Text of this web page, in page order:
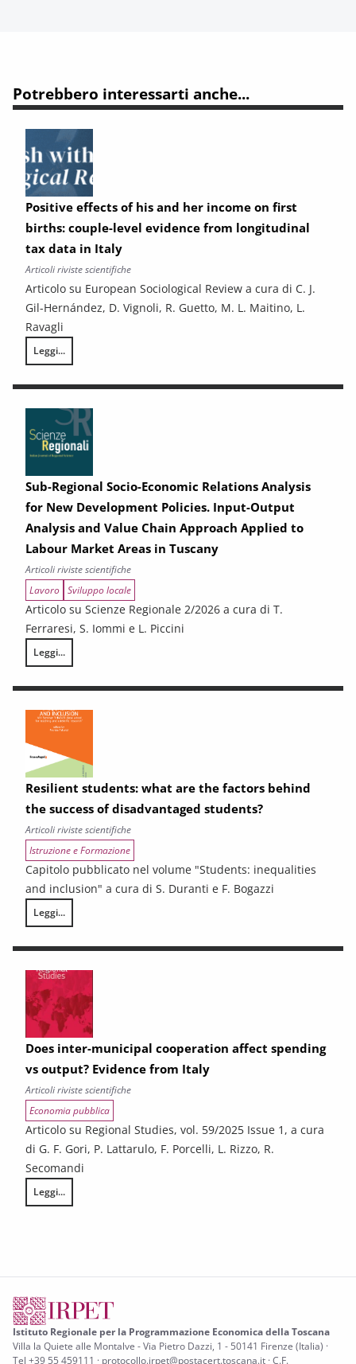
Potrebbero interessarti anche...
Positive effects of his and her income on first
births: couple-level evidence from longitudinal
tax data in Italy
Articoli riviste scientifiche
Articolo su European Sociological Review a cura di C. J.
Gil-Hernández, D. Vignoli, R. Guetto, M. L. Maitino, L.
Ravagli
Leggi...
Positive effects of his and her income on first births: couple-level
Sub-Regional Socio-Economic Relations Analysis
for New Development Policies. Input-Output
Analysis and Value Chain Approach Applied to
Labour Market Areas in Tuscany
Articoli riviste scientifiche
Lavoro Sviluppo locale
Articolo su Scienze Regionale 2/2026 a cura di T.
Ferraresi, S. Iommi e L. Piccini
Leggi...
Sub-Regional Socio-Economic Relations Analysis for New
Resilient students: what are the factors behind
the success of disadvantaged students?
Articoli riviste scientifiche
Istruzione e Formazione
Capitolo pubblicato nel volume "Students: inequalities
and inclusion" a cura di S. Duranti e F. Bogazzi
Leggi...
Resilient students: what are the factors behind the success of
Does inter-municipal cooperation affect spending
vs output? Evidence from Italy
Articoli riviste scientifiche
Economia pubblica
Articolo su Regional Studies, vol. 59/2025 Issue 1, a cura
di G. F. Gori, P. Lattarulo, F. Porcelli, L. Rizzo, R.
Secomandi
Leggi...
Does inter-municipal cooperation affect spending vs output?
Istituto Regionale per la Programmazione Economica della Toscana
Villa la Quiete alle Montalve - Via Pietro Dazzi, 1 - 50141 Firenze (Italia) ·
Tel +39 55 459111 · protocollo.irpet@postacert.toscana.it · C.F.